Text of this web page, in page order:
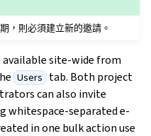
，則必須建立新的邀請。
site-wide from
Users tab. Both project
can also invite
whitespace-separated e-
in one bulk action use